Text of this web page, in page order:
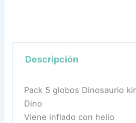
Descripción
Pack 5 globos Dinosaurio
Dino
Viene inflado con helio